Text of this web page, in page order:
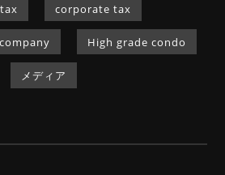
corporate tax
High grade condo
メディア